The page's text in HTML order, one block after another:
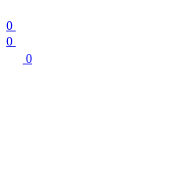
0
0
0